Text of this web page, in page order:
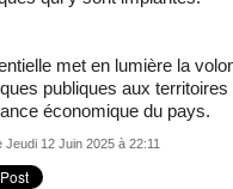
met en lumière la
publiques aux
économique du pays.
Jeudi 12 Juin 2025 à 22:11